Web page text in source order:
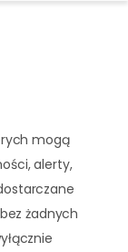
mogą
alerty,
bez żadnych